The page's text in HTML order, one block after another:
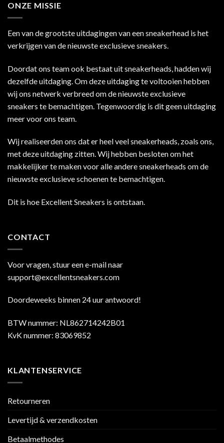
ONZE MISSIE
Een van de grootste uitdagingen van een sneakerhead is het
verkrijgen van de nieuwste exclusieve sneakers.
Doordat ons team ook bestaat uit sneakerheads, hadden wij
dezelfde uitdaging. Om deze uitdaging te voltooien hebben
wij ons netwerk verbreed om de nieuwste exclusieve
sneakers te bemachtigen. Tegenwoordig is dit geen uitdaging
meer voor ons team.
Wij realiseerden ons dat er heel veel sneakerheads, zoals ons,
met deze uitdaging zitten. Wij hebben besloten om het
makkelijker te maken voor alle andere sneakerheads om de
nieuwste exclusieve schoenen te bemachtigen.
Dit is hoe Excellent Sneakers is ontstaan.
CONTACT
Voor vragen, stuur een e-mail naar
support@excellentsneakers.com
Doordeweeks binnen 24 uur antwoord!
BTW nummer: NL862714242B01
KvK nummer: 83069852
KLANTENSERVICE
Retourneren
Levertijd & verzendkosten
Betaalmethodes